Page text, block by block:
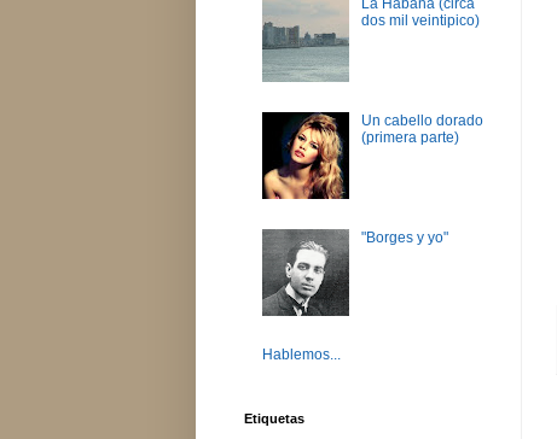
La Habana (circa
dos mil veintipico)
Un cabello dorado
(primera parte)
"Borges y yo"
Hablemos...
Etiquetas